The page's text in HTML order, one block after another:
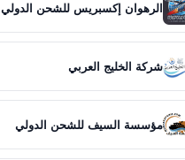
الرهوان إكسبريس للشحن الدولي
شركة الخليج العربي
مؤسسة السيف للشحن الدولي